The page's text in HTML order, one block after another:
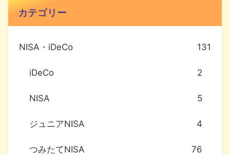
カテゴリー
NISA・iDeCo 131
iDeCo 2
NISA 5
ジュニアNISA 4
つみたてNISA 76